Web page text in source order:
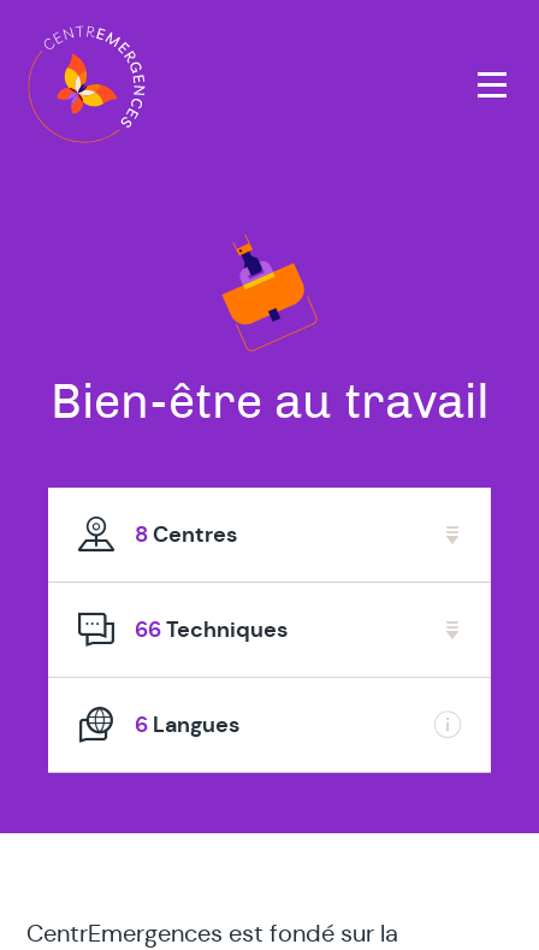
Tous
thérapeutes
spécialisé
en
Bien-être au travail
8Centres
66Techniques
6 Langues
Navigation
principale
CentrEmergences est fondé sur la